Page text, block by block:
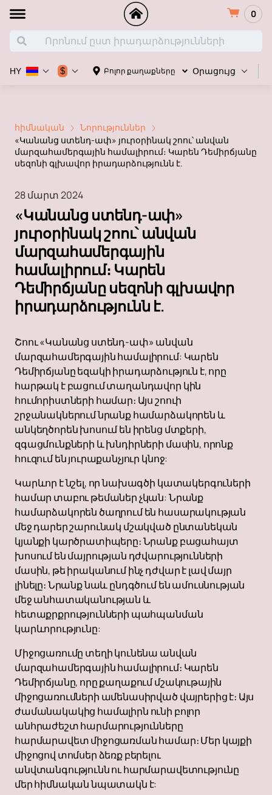
0
Բոլոր քաղաքները Օրացույց
HY $
հիմնական
Նորություններ
«Կանանց ստենդ-ափ» յուրօրինակ շոու՝ անվան
մարզահամերգային համալիրում։ Կարեն Դեմիրճյանը
սեզոնի գլխավոր իրադարձությունն է.
28 մարտ 2024
«Կանանց ստենդ-ափ»
յուրօրինակ շոու՝ անվան
մարզահամերգային
համալիրում։ Կարեն
Դեմիրճյանը սեզոնի գլխավոր
իրադարձությունն է.
Շոու «Կանանց ստենդ-ափ» անվան
մարզահամերգային համալիրում: Կարեն
Դեմիրճյանը եզակի իրադարձություն է, որը
հարթակ է բացում տաղանդավոր կին
հումորիստների համար։ Այս շոուի
շրջանակներում նրանք համարձակորեն և
անկեղծորեն խոսում են իրենց մտքերի,
զգացմունքների և խնդիրների մասին, որոնք
հուզում են յուրաքանչյուր կնոջ:
Կարևոր է նշել, որ նախագծի կատակերգուների
համար տաբու թեմաներ չկան: Նրանք
համարձակորեն ծաղրում են հասարակության
մեջ դարեր շարունակ մշակված ընտանեկան
կյանքի կարծրատիպերը։ Նրանք բացահայտ
խոսում են մայրության դժվարությունների
մասին, թե իրականում ինչ դժվար է լավ մայր
լինելը։ Նրանք նաև ընդգծում են ամուսնության
մեջ անհատականության և
հետաքրքրությունների պահպանման
կարևորությունը:
Միջոցառումը տեղի կունենա անվան
մարզահամերգային համալիրում։ Կարեն
Դեմիրճյանը, որը քաղաքում մշակութային
միջոցառումների ամենասիրված վայրերից է։ Այս
ժամանակակից համալիրն ունի բոլոր
անհրաժեշտ հարմարությունները
հարմարավետ միջոցառման համար։ Մեր կայքի
միջոցով տոմսեր ձեռք բերելու
անվտանգությունն ու հարմարավետությունը
մեր հիմնական նպատակն է: